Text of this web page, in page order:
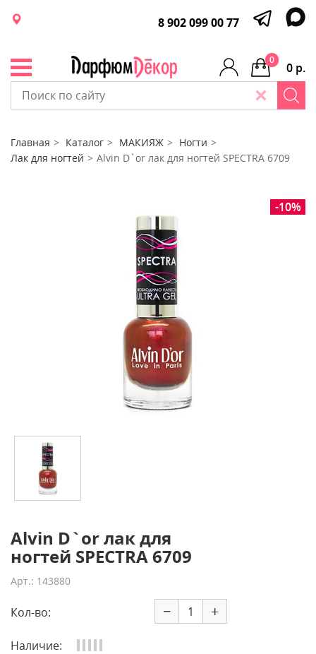
8 902 099 00 77
0 р.
0
Главная Каталог МАКИЯЖ
Ногти
Лак для ногтей
Alvin D`or лак для ногтей SPECTRA 6709
-10%
Alvin D`or лак для
ногтей SPECTRA 6709
Арт.: 143880
Кол-во: − +
Наличие: